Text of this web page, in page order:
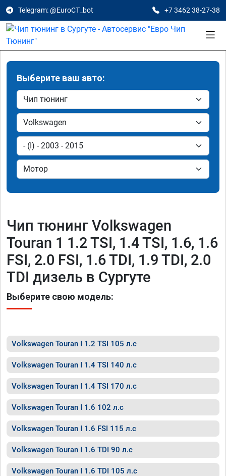
Telegram: @EuroCT_bot +7 3462 38-27-38
Выберите ваш авто:
Чип тюнинг Volkswagen
Touran 1 1.2 TSI, 1.4 TSI, 1.6, 1.6
FSI, 2.0 FSI, 1.6 TDI, 1.9 TDI, 2.0
TDI дизель в Сургуте
Выберите свою модель:
Volkswagen Touran I 1.2 TSI 105 л.с
Volkswagen Touran I 1.4 TSI 140 л.с
Volkswagen Touran I 1.4 TSI 170 л.с
Volkswagen Touran I 1.6 102 л.с
Volkswagen Touran I 1.6 FSI 115 л.с
Volkswagen Touran I 1.6 TDI 90 л.с
Volkswagen Touran I 1.6 TDI 105 л.с